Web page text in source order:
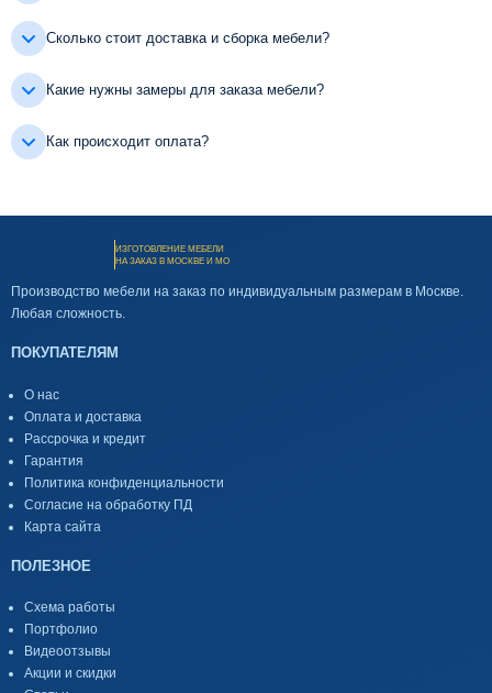
Сколько стоит доставка и сборка мебели?
Какие нужны замеры для заказа мебели?
Как происходит оплата?
ИЗГОТОВЛЕНИЕ МЕБЕЛИ
НА ЗАКАЗ В МОСКВЕ И МО
Производство мебели на заказ по индивидуальным размерам в Москве.
Любая сложность.
ПОКУПАТЕЛЯМ
О нас
Оплата и доставка
Рассрочка и кредит
Гарантия
Политика конфиденциальности
Согласие на обработку ПД
Карта сайта
ПОЛЕЗНОЕ
Схема работы
Портфолио
Видеоотзывы
Акции и скидки